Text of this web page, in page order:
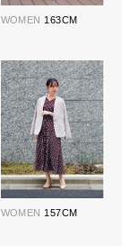
WOMEN 163CM
WOMEN 157CM